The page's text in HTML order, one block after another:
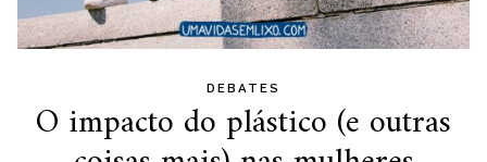
DEBATES
O impacto do plástico (e outras